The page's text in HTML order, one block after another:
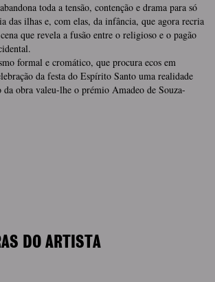
toda a tensão, contenção e drama para só
das ilhas e, com elas, da infância, que agora recria
que revela a fusão entre o religioso e o pagão
formal e cromático, que procura ecos em
da festa do Espírito Santo uma realidade
obra valeu-lhe o prémio Amadeo de Souza-
DO ARTISTA